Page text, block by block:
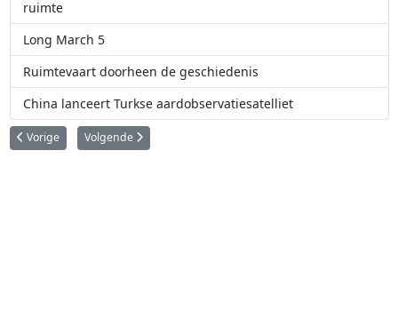
ruimte
Long March 5
Ruimtevaart doorheen de geschiedenis
China lanceert Turkse aardobservatiesatelliet
Vorig artikel: Chinese Shenzhou 13 ruimtevaarders terug op aarde
Vorige Volgende artikel: Chinees ruimtestation moet Starlink
Volgende